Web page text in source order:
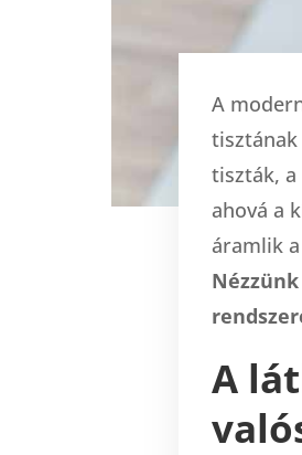
A
tisztának
tiszták,
ahová a
áramlik
A